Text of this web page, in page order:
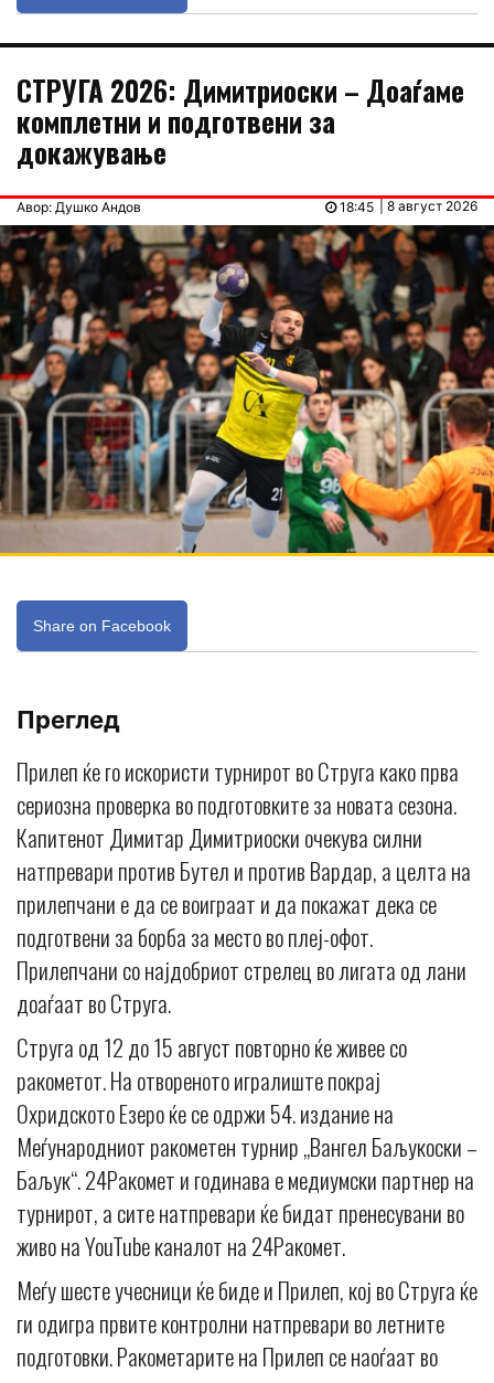
СТРУГА 2026: Димитриоски – Доаѓаме
комплетни и подготвени за
докажување
Авор: Душко Андов | 8 август 2026
18:45
Share on Facebook
Преглед
Прилеп ќе го искористи турнирот во Струга како прва
сериозна проверка во подготовките за новата сезона.
Капитенот Димитар Димитриоски очекува силни
натпревари против Бутел и против Вардар, а целта на
прилепчани е да се воиграат и да покажат дека се
подготвени за борба за место во плеј-офот.
Прилепчани со најдобриот стрелец во лигата од лани
доаѓаат во Струга.
Струга од 12 до 15 август повторно ќе живее со
ракометот. На отвореното игралиште покрај
Охридското Езеро ќе се одржи 54. издание на
Меѓународниот ракометен турнир „Вангел Баљукоски –
Баљук“. 24Ракомет и годинава е медиумски партнер на
турнирот, а сите натпревари ќе бидат пренесувани во
живо на YouTube каналот на 24Ракомет.
Меѓу шесте учесници ќе биде и Прилеп, кој во Струга ќе
ги одигра првите контролни натпревари во летните
подготовки. Ракометарите на Прилеп се наоѓаат во